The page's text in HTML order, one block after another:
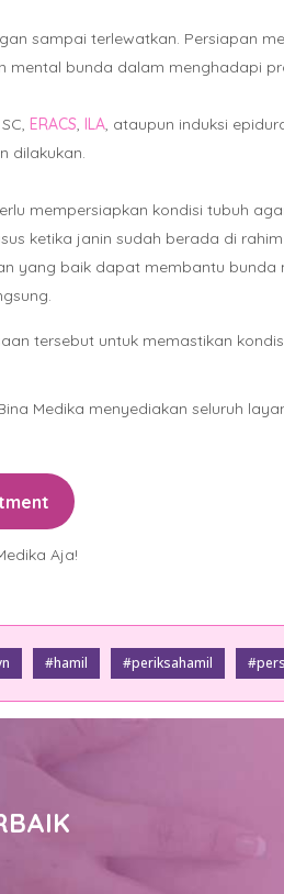
sampai terlewatkan. Persiapan
bunda dalam menghadapi
ERACS, ILA, ataupun induksi
dilakukan.
mempersiapkan kondisi tubuh
ketika janin sudah berada di
yang baik dapat membantu
tersebut untuk memastikan
Medika menyediakan seluruh
Aja!
#hamil #periksahamil